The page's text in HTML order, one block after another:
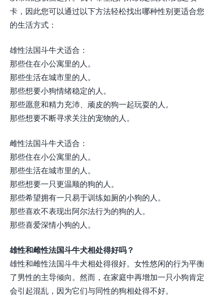
卡，因此您可以通过以下方法轻松找出哪种性别更适合您
的生活方式：
雄性法国斗牛犬适合：
那些住在小公寓里的人。
那些生活在城市里的人。
那些想要小狗情绪稳定的人。
那些愿意和精力充沛、顽皮的狗一起玩耍的人。
那些想要不断寻求关注的宠物的人。
雌性法国斗牛犬适合：
那些住在小公寓里的人。
那些生活在城市里的人。
那些想要一只更温顺的狗的人。
那些希望拥有一只易于训练如厕的小狗的人。
那些喜欢不表现出阿尔法行为的狗的人。
那些喜爱深情小狗的人。
雄性和雌性法国斗牛犬相处得好吗？
雄性和雌性法国斗牛犬相处得很好。女性悠闲的行为平衡
了男性的主导倾向。然而，在家庭中再增加一只小狗肯定
会引起混乱，因为它们与同性的狗相处得不好。